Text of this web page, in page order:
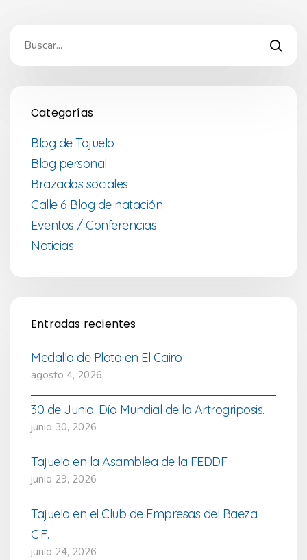
Categorías
Blog de Tajuelo
Blog personal
Brazadas sociales
Calle 6 Blog de natación
Eventos / Conferencias
Noticias
Entradas recientes
Medalla de Plata en El Cairo
agosto 4, 2026
30 de Junio. Día Mundial de la Artrogriposis.
junio 30, 2026
Tajuelo en la Asamblea de la FEDDF
junio 29, 2026
Tajuelo en el Club de Empresas del Baeza
C.F.
junio 24, 2026